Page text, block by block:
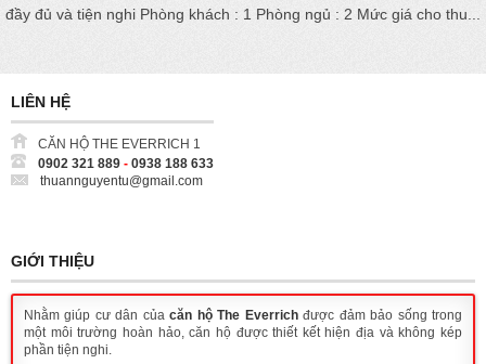
đầy đủ và tiện nghi Phòng khách : 1 Phòng ngủ : 2 Mức giá cho thu...
LIÊN HỆ
CĂN HỘ THE EVERRICH 1
0902 321 889 - 0938 188 633
thuannguyentu@gmail.com
GIỚI THIỆU
Nhằm giúp cư dân củacăn hộ The Everrichđược đảm bảo sống trong
một môi trường hoàn hảo, căn hộ được thiết kết hiện địa và không kép
phần tiện nghi.